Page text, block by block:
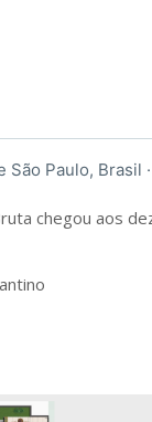
São Paulo, Brasil ·
chegou aos